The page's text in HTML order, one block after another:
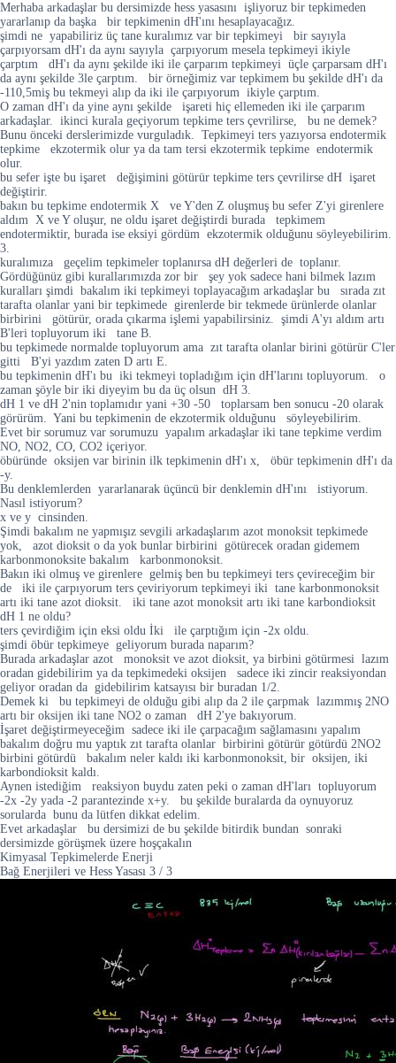
Merhaba arkadaşlar bu dersimizde hess yasasını işliyoruz bir tepkimeden
yararlanıp da başka bir tepkimenin dH'ını hesaplayacağız.
şimdi ne yapabiliriz üç tane kuralımız var bir tepkimeyi bir sayıyla
çarpıyorsam dH'ı da aynı sayıyla çarpıyorum mesela tepkimeyi ikiyle
çarptım dH'ı da aynı şekilde iki ile çarparım tepkimeyi üçle çarparsam dH'ı
da aynı şekilde 3le çarptım. bir örneğimiz var tepkimem bu şekilde dH'ı da
-110,5miş bu tekmeyi alıp da iki ile çarpıyorum ikiyle çarptım.
O zaman dH'ı da yine aynı şekilde işareti hiç ellemeden iki ile çarparım
arkadaşlar. ikinci kurala geçiyorum tepkime ters çevrilirse, bu ne demek?
Bunu önceki derslerimizde vurguladık. Tepkimeyi ters yazıyorsa endotermik
tepkime ekzotermik olur ya da tam tersi ekzotermik tepkime endotermik
olur.
bu sefer işte bu işaret değişimini götürür tepkime ters çevrilirse dH işaret
değiştirir.
bakın bu tepkime endotermik X ve Y'den Z oluşmuş bu sefer Z'yi girenlere
aldım X ve Y oluşur, ne oldu işaret değiştirdi burada tepkimem
endotermiktir, burada ise eksiyi gördüm ekzotermik olduğunu söyleyebilirim.
3.
kuralımıza geçelim tepkimeler toplanırsa dH değerleri de toplanır.
Gördüğünüz gibi kurallarımızda zor bir şey yok sadece hani bilmek lazım
kuralları şimdi bakalım iki tepkimeyi toplayacağım arkadaşlar bu sırada zıt
tarafta olanlar yani bir tepkimede girenlerde bir tekmede ürünlerde olanlar
birbirini götürür, orada çıkarma işlemi yapabilirsiniz. şimdi A'yı aldım artı
B'leri topluyorum iki tane B.
bu tepkimede normalde topluyorum ama zıt tarafta olanlar birini götürür C'ler
gitti B'yi yazdım zaten D artı E.
bu tepkimenin dH'ı bu iki tekmeyi topladığım için dH'larını topluyorum. o
zaman şöyle bir iki diyeyim bu da üç olsun dH 3.
dH 1 ve dH 2'nin toplamıdır yani +30 -50 toplarsam ben sonucu -20 olarak
görürüm. Yani bu tepkimenin de ekzotermik olduğunu söyleyebilirim.
Evet bir sorumuz var sorumuzu yapalım arkadaşlar iki tane tepkime verdim
NO, NO2, CO, CO2 içeriyor.
öbüründe oksijen var birinin ilk tepkimenin dH'ı x, öbür tepkimenin dH'ı da
-y.
Bu denklemlerden yararlanarak üçüncü bir denklemin dH'ını istiyorum.
Nasıl istiyorum?
x ve y cinsinden.
Şimdi bakalım ne yapmışız sevgili arkadaşlarım azot monoksit tepkimede
yok, azot dioksit o da yok bunlar birbirini götürecek oradan gidemem
karbonmonoksite bakalım karbonmonoksit.
Bakın iki olmuş ve girenlere gelmiş ben bu tepkimeyi ters çevireceğim bir
de iki ile çarpıyorum ters çeviriyorum tepkimeyi iki tane karbonmonoksit
artı iki tane azot dioksit. iki tane azot monoksit artı iki tane karbondioksit
dH 1 ne oldu?
ters çevirdiğim için eksi oldu İki ile çarptığım için -2x oldu.
şimdi öbür tepkimeye geliyorum burada naparım?
Burada arkadaşlar azot monoksit ve azot dioksit, ya birbini götürmesi lazım
oradan gidebilirim ya da tepkimedeki oksijen sadece iki zincir reaksiyondan
geliyor oradan da gidebilirim katsayısı bir buradan 1/2.
Demek ki bu tepkimeyi de olduğu gibi alıp da 2 ile çarpmak lazımmış 2NO
artı bir oksijen iki tane NO2 o zaman dH 2'ye bakıyorum.
İşaret değiştirmeyeceğim sadece iki ile çarpacağım sağlamasını yapalım
bakalım doğru mu yaptık zıt tarafta olanlar birbirini götürür götürdü 2NO2
birbini götürdü bakalım neler kaldı iki karbonmonoksit, bir oksijen, iki
karbondioksit kaldı.
Aynen istediğim reaksiyon buydu zaten peki o zaman dH'ları topluyorum
-2x -2y yada -2 parantezinde x+y. bu şekilde buralarda da oynuyoruz
sorularda bunu da lütfen dikkat edelim.
Evet arkadaşlar bu dersimizi de bu şekilde bitirdik bundan sonraki
dersimizde görüşmek üzere hoşçakalın
Kimyasal Tepkimelerde Enerji
Bağ Enerjileri ve Hess Yasası 3 / 3